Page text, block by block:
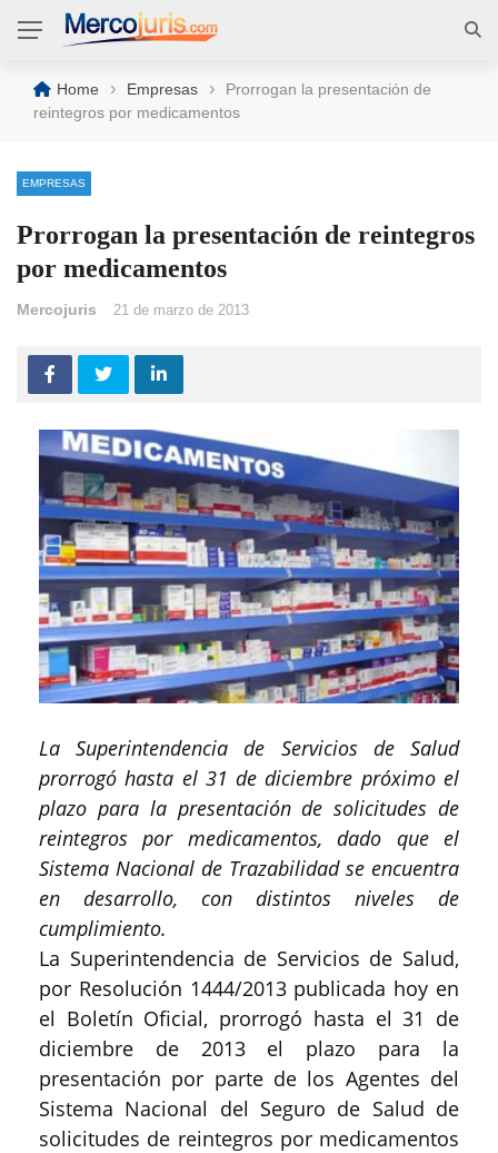
Home › Empresas ›
Prorrogan la presentación de
reintegros por medicamentos
EMPRESAS
Prorrogan la presentación de reintegros
por medicamentos
Mercojuris 21 de marzo de 2013
La Superintendencia de Servicios de Salud
prorrogó hasta el 31 de diciembre próximo el
plazo para la presentación de solicitudes de
reintegros por medicamentos, dado que el
Sistema Nacional de Trazabilidad se encuentra
en desarrollo, con distintos niveles de
cumplimiento.
La Superintendencia de Servicios de Salud,
por Resolución 1444/2013 publicada hoy en
el Boletín Oficial, prorrogó hasta el 31 de
diciembre de 2013 el plazo para la
presentación por parte de los Agentes del
Sistema Nacional del Seguro de Salud de
solicitudes de reintegros por medicamentos